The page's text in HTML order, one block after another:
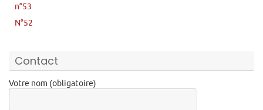
n°53
N°52
Contact
Votre nom (obligatoire)